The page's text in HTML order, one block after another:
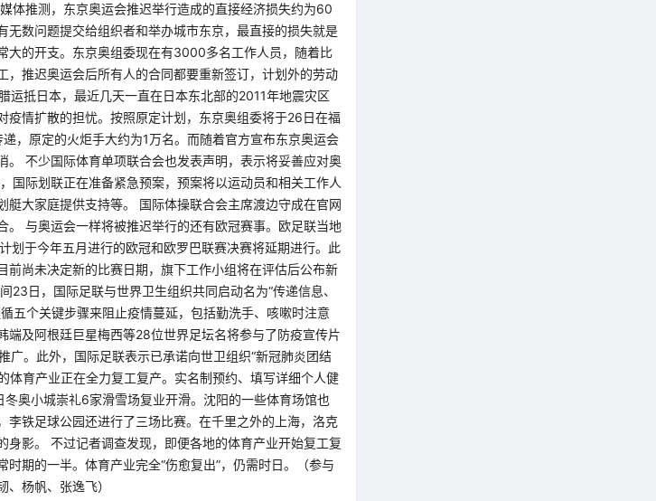
体推测，东京奥运会推迟举行造成的直接经济损失约为60
无数问题提交给组织者和举办城市东京，最直接的损失就是
大的开支。东京奥组委现在有3000多名工作人员，随着比
，推迟奥运会后所有人的合同都要重新签订，计划外的劳动
运抵日本，最近几天一直在日本东北部的2011年地震灾区
疫情扩散的担忧。按照原定计划，东京奥组委将于26日在福
，原定的火炬手大约为1万名。而随着官方宣布东京奥运会
。 不少国际体育单项联合会也发表声明，表示将妥善应对奥
国际划联正在准备紧急预案，预案将以运动员和相关工作人
艇大家庭提供支持等。 国际体操联合会主席渡边守成在官网
。 与奥运会一样将被推迟举行的还有欧冠赛事。欧足联当地
划于今年五月进行的欧冠和欧罗巴联赛决赛将延期进行。此
前尚未决定新的比赛日期，旗下工作小组将在评估后公布新
23日，国际足联与世界卫生组织共同启动名为“传递信息、
五个关键步骤来阻止疫情蔓延，包括勤洗手、咳嗽时注意
端及阿根廷巨星梅西等28位世界足坛名将参与了防疫宣传片
广。此外，国际足联表示已承诺向世卫组织“新冠肺炎团结
体育产业正在全力复工复产。实名制预约、填写详细个人健
奥小城崇礼6家滑雪场复业开滑。沈阳的一些体育场馆也
李铁足球公园还进行了三场比赛。在千里之外的上海，洛克
身影。 不过记者调查发现，即便各地的体育产业开始复工复
期的一半。体育产业完全“伤愈复出”，仍需时日。（参与
杨帆、张逸飞）